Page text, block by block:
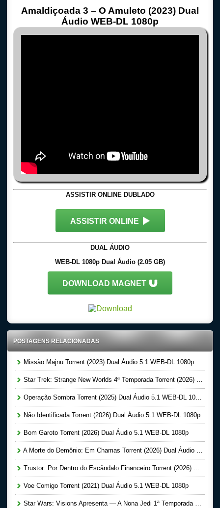
Amaldiçoada 3 – O Amuleto (2023) Dual
Áudio WEB-DL 1080p
ASSISTIR ONLINE DUBLADO
ASSISTIR ONLINE
DUAL ÁUDIO
WEB-DL 1080p Dual Áudio (2.05 GB)
DOWNLOAD MAGNET
POSTAGENS RELACIONADAS
Missão Majnu Torrent (2023) Dual Áudio 5.1 WEB-DL 1080p
Star Trek: Strange New Worlds 4ª Temporada Torrent (2026) Dual Áudio 5.1 WEB-DL 1080p
Operação Sombra Torrent (2025) Dual Áudio 5.1 WEB-DL 1080p
Não Identificada Torrent (2026) Dual Áudio 5.1 WEB-DL 1080p
Bom Garoto Torrent (2026) Dual Áudio 5.1 WEB-DL 1080p
A Morte do Demônio: Em Chamas Torrent (2026) Dual Áudio WEB-DL 720p | 1080p
Trustor: Por Dentro do Escândalo Financeiro Torrent (2026) Dual Áudio 5.1 WEB-DL 1080p
Voe Comigo Torrent (2021) Dual Áudio 5.1 WEB-DL 1080p
Star Wars: Visions Apresenta — A Nona Jedi 1ª Temporada Completa Torrent (2026) Dual Áudio 5.1 WEB-DL 1080p